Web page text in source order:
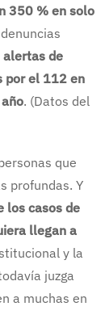
350 % en solo
de
por el 112 en
. (Datos del
que
profundas. Y
los casos de
llegan a
y la
juzga
a muchas en